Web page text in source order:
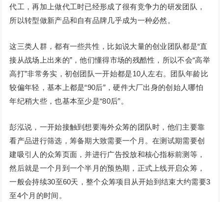
代工，再加上做代工时已经形成了很有竞争力的研发团队，
所以转型做新产品和自有品牌几乎成为一种必然。
这三类人群，都有一些共性，比如说大量的创业团队都是“直
接从战场上出来的”，他们懂得市场的残酷性，所以不会“高举
高打”非常务实，初创团队一开始都是10人左右。团队年龄比
较偏年轻，基本上都是“90后”，硬件大厂出身的创始人哪怕
年纪稍大些，也基本至少是“80后”。
彭泓说，一开始接触到想要海外众筹的团队时，他们主要靠
看产品进行筛选，筹备期大致需要一个月。在测试期需要创
建吸引人的众筹页面，并进行广告投放和核心指标前测等，
然后就是一个月到一个半月的预热期，正式上线开启众筹，
一般会持续30至60天，整个众筹项目从开始到结束大约需要3
至4个月的时间。